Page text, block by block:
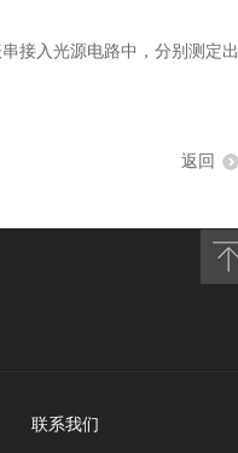
接入光源电路中，分别测定出
返回
联系我们